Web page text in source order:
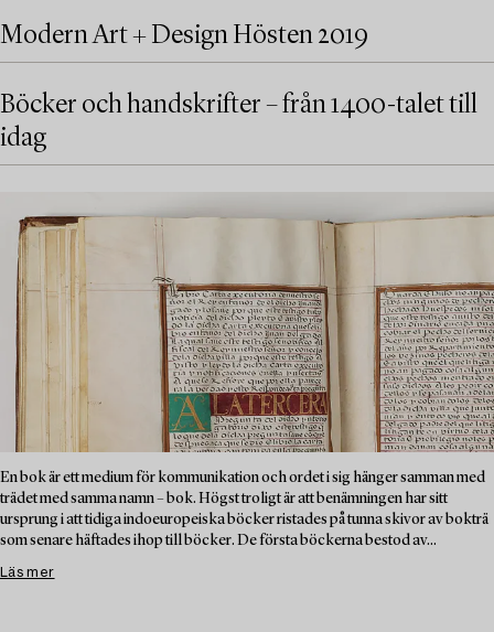
Modern Art + Design Hösten 2019
Böcker och handskrifter – från 1400-talet till
idag
En bok är ett medium för kommunikation och ordet i sig hänger samman med
trädet med samma namn – bok. Högst troligt är att benämningen har sitt
ursprung i att tidiga indoeuropeiska böcker ristades på tunna skivor av bokträ
som senare häftades ihop till böcker. De första böckerna bestod av...
Läs mer